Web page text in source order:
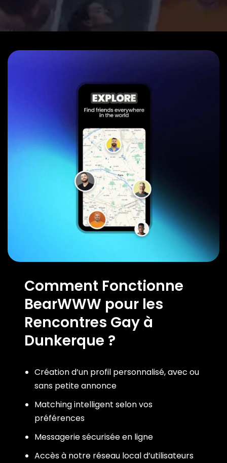
Comment Fonctionne
BearWWW pour les
Rencontres Gay à
Dunkerque ?
Création d’un profil personnalisé, avec ou
sans petite annonce
Matching intelligent selon vos
préférences
Messagerie sécurisée en ligne
Accès à notre réseau local d’utilisateurs